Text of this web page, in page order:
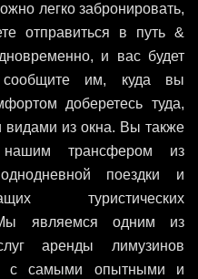
легко забронировать,
отправиться в путь &
и вас будет
сообщите им, куда вы
доберетесь туда,
из окна. Вы также
нашим трансфером из
поездки и
туристических
Мы являемся одним из
аренды лимузинов
с самыми опытными и